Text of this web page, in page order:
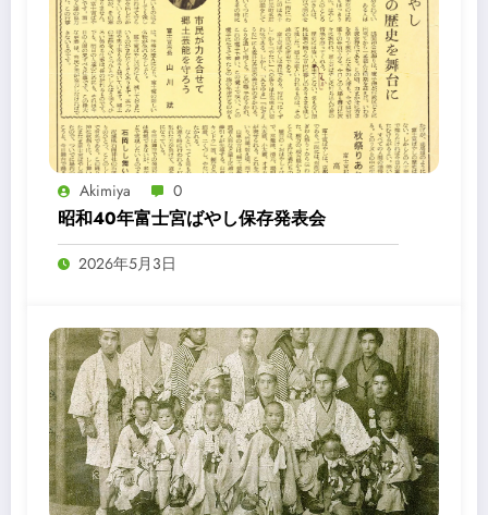
Akimiya 0
昭和40年富士宮ばやし保存発表会
2026年5月3日